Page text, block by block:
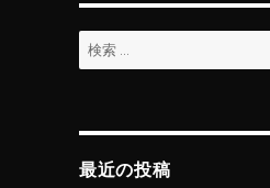
検
索:
最近の投稿